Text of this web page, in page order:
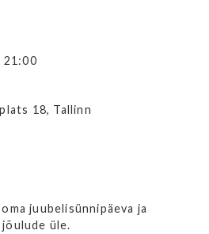
21:00
18, Tallinn
juubelisünnipäeva ja
üle.